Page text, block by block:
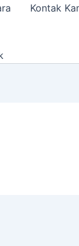
Kontak